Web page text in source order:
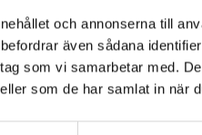
och annonserna till
även sådana
som vi samarbetar med.
som de har samlat in när